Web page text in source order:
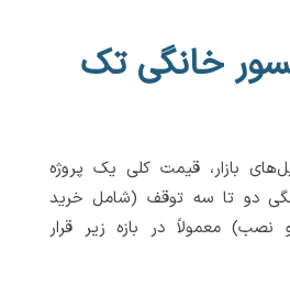
خانگی تک
بازار، قیمت کلی یک پروژه
دو تا سه توقف (شامل خرید
معمولاً در بازه زیر قرار